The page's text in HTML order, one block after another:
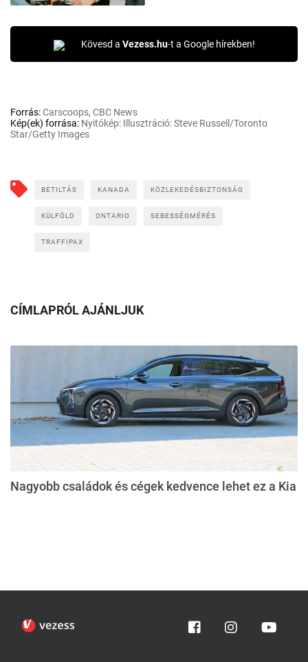
Kövesd a Vezess.hu-t a Google hírekben!
Forrás:Carscoops, CBC News
Kép(ek) forrása: Nyitókép: Illusztráció: Steve Russell/Toronto
Star/Getty Images
BETILTÁS KANADA KÖZLEKEDÉSBIZTONSÁG
KÜLFÖLD ONTARIO SEBESSÉGMÉRÉS
TRAFFIPAX
CÍMLAPRÓL AJÁNLJUK
Nagyobb családok és cégek kedvence lehet ez a Kia